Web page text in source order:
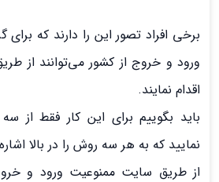
برخی افراد تصور این را دارند که برای
ورود و خروج از کشور می‌توانند از
اقدام نمایند.
باید بگوییم برای این کار فقط از
نمایید که به هر سه روش را در بالا
از طریق سایت ممنوعیت ورود و